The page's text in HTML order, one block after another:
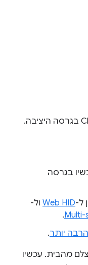
בגרסה
ל-Web HID ול-
Multi-
.
הרבה יותר.
מהבית. עכשיו